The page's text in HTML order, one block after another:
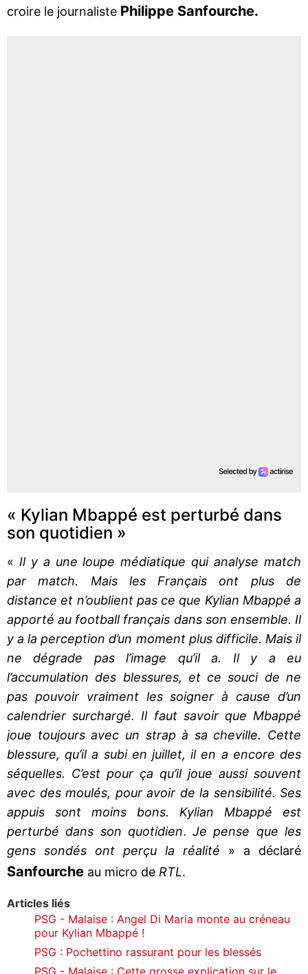
croire le journaliste Philippe Sanfourche.
« Kylian Mbappé est perturbé dans
son quotidien »
« Il y a une loupe médiatique qui analyse match
par match. Mais les Français ont plus de
distance et n’oublient pas ce que Kylian Mbappé a
apporté au football français dans son ensemble. Il
y a la perception d’un moment plus difficile. Mais il
ne dégrade pas l’image qu’il a. Il y a eu
l’accumulation des blessures, et ce souci de ne
pas pouvoir vraiment les soigner à cause d’un
calendrier surchargé. Il faut savoir que Mbappé
joue toujours avec un strap à sa cheville. Cette
blessure, qu’il a subi en juillet, il en a encore des
séquelles. C’est pour ça qu’il joue aussi souvent
avec des moulés, pour avoir de la sensibilité. Ses
appuis sont moins bons. Kylian Mbappé est
perturbé dans son quotidien.Je pense que les
gens sondés ont perçu la réalité » a déclaré
Sanfourche au micro de RTL.
Articles liés
PSG - Malaise : Angel Di Maria monte au créneau
pour Kylian Mbappé !
PSG : Pochettino rassurant pour les blessés
PSG - Malaise : Cette grosse explication sur le